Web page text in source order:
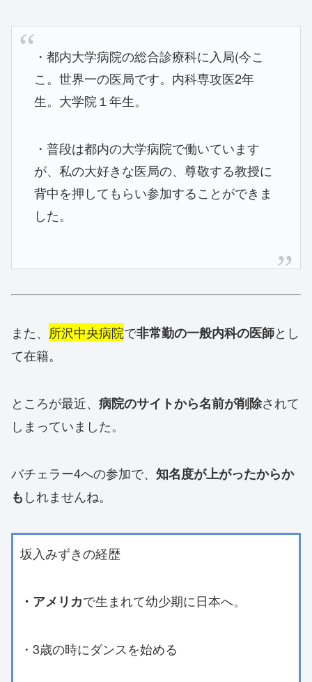
・都内大学病院の総合診療科に入局(今こ
こ。世界一の医局です。内科専攻医2年
生。大学院１年生。
・普段は都内の大学病院で働いています
が、私の大好きな医局の、尊敬する教授に
背中を押してもらい参加することができま
した。
また、 所沢中央病院で非常勤の一般内科の医師とし
て在籍。
ところが最近、 病院のサイトから名前が削除されて
しまっていました。
バチェラー4への参加で、 知名度が上がったからか
も しれませんね。
坂入みずきの経歴
・アメリカで生まれて幼少期に日本へ。
・3歳の時にダンスを始める